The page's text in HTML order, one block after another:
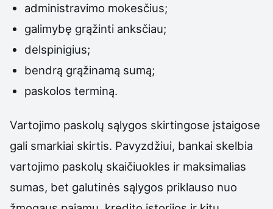
administravimo mokesčius;
galimybę grąžinti anksčiau;
delspinigius;
bendrą grąžinamą sumą;
paskolos terminą.
Vartojimo paskolų sąlygos skirtingose įstaigose
gali smarkiai skirtis. Pavyzdžiui, bankai skelbia
vartojimo paskolų skaičiuokles ir maksimalias
sumas, bet galutinės sąlygos priklauso nuo